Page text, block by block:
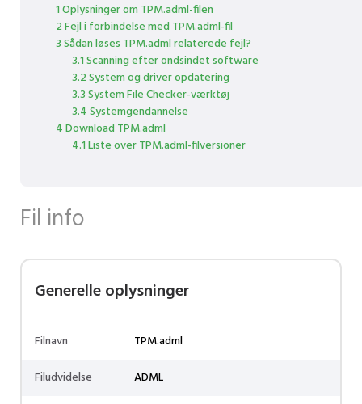
1 Oplysninger om TPM.adml-filen
2 Fejl i forbindelse med TPM.adml-fil
3 Sådan løses TPM.adml relaterede fejl?
3.1 Scanning efter ondsindet software
3.2 System og driver opdatering
3.3 System File Checker-værktøj
3.4 Systemgendannelse
4 Download TPM.adml
4.1 Liste over TPM.adml-filversioner
Fil info
Generelle oplysninger
Filnavn
TPM.adml
Filudvidelse
ADML